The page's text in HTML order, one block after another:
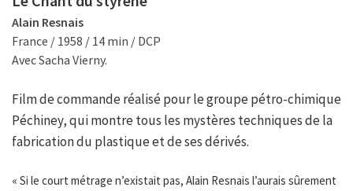
Alain Resnais
France / 1958 / 14 min / DCP
Avec Sacha Vierny.
Film de commande réalisé pour le groupe pétro-chimique
Péchiney, qui montre tous les mystères techniques de la
fabrication du plastique et de ses dérivés.
« Si le court métrage n’existait pas, Alain Resnais l’aurais sûrement